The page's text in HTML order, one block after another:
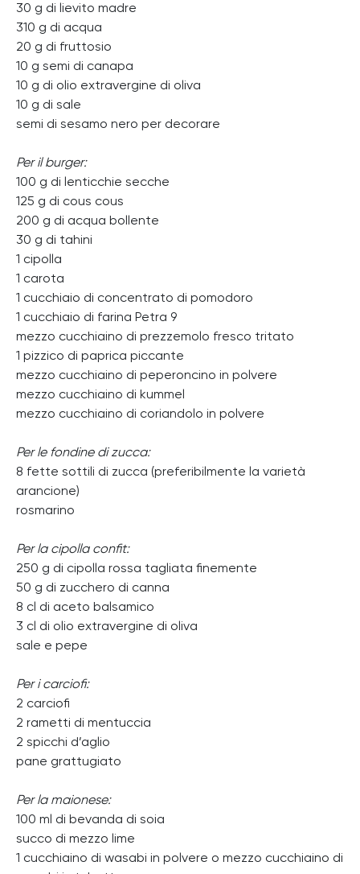
30 g di lievito madre
310 g di acqua
20 g di fruttosio
10 g semi di canapa
10 g di olio extravergine di oliva
10 g di sale
semi di sesamo nero per decorare
Per il burger:
100 g di lenticchie secche
125 g di cous cous
200 g di acqua bollente
30 g di tahini
1 cipolla
1 carota
1 cucchiaio di concentrato di pomodoro
1 cucchiaio di farina Petra 9
mezzo cucchiaino di prezzemolo fresco tritato
1 pizzico di paprica piccante
mezzo cucchiaino di peperoncino in polvere
mezzo cucchiaino di kummel
mezzo cucchiaino di coriandolo in polvere
Per le fondine di zucca:
8 fette sottili di zucca (preferibilmente la varietà
arancione)
rosmarino
Per la cipolla confit:
250 g di cipolla rossa tagliata finemente
50 g di zucchero di canna
8 cl di aceto balsamico
3 cl di olio extravergine di oliva
sale e pepe
Per i carciofi:
2 carciofi
2 rametti di mentuccia
2 spicchi d’aglio
pane grattugiato
Per la maionese:
100 ml di bevanda di soia
succo di mezzo lime
1 cucchiaino di wasabi in polvere o mezzo cucchiaino di